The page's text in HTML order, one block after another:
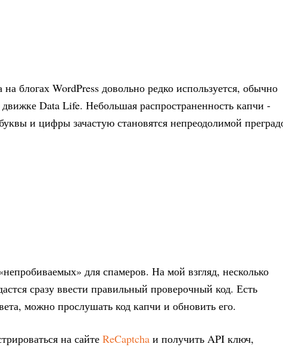
блогах WordPress довольно редко используется, обычно
движке Data Life. Небольшая распространенность капчи -
и цифры зачастую становятся непреодолимой
для спамеров. На мой взгляд, несколько
сразу ввести правильный проверочный код. Есть
можно прослушать код капчи и обновить его.
на сайте ReCaptcha и получить API ключ,